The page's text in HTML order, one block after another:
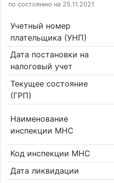
по состоянию на 25.11.2021
Учетный номер
плательщика (УНП)
Дата постановки на
налоговый учет
Текущее состояние
(ГРП)
Наименование
инспекции МНС
Код инспекции МНС
Дата ликвидации